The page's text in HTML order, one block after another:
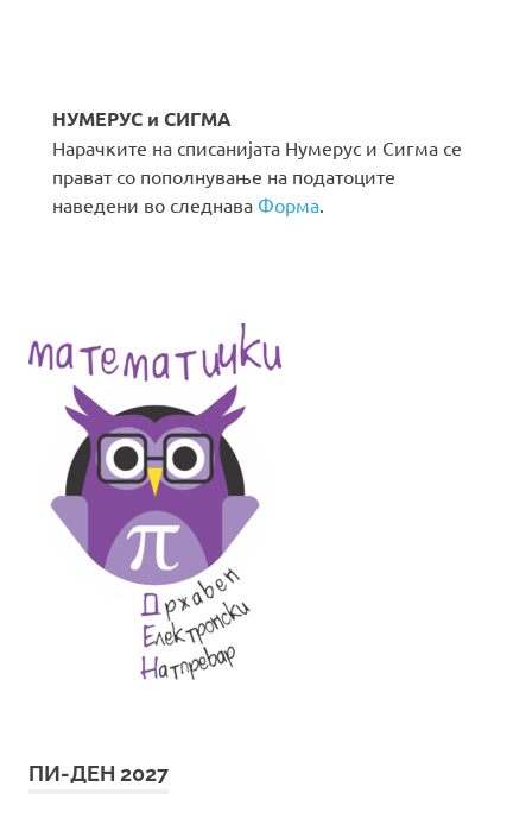
НУМЕРУС и СИГМА
Нарачките на списанијата Нумерус и Сигма се
прават со пополнување на податоците
наведени во следнава Форма
ПИ-ДЕН 2027